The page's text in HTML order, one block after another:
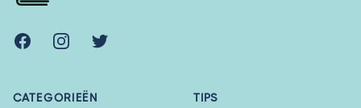
FacebookInstagramTwitter
CATEGORIEËN TIPS